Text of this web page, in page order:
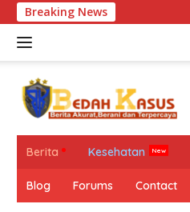
Breaking News
Berita Kesehatan
Blog Forums Contact